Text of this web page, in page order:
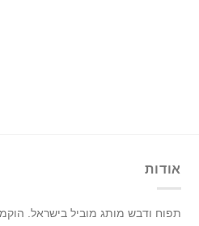
אודות
תפוח ודבש מותג מוביל בישראל.